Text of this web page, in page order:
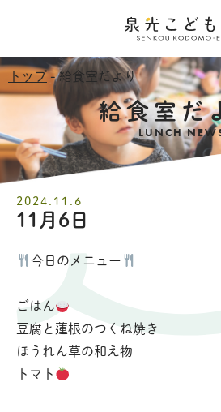
トップ- 給食室だより
給食室だ
LUNCH
2024.11.6
11月6日
今日のメニュー
ごはん
豆腐と蓮根のつくね焼き
ほうれん草の和え物
トマト